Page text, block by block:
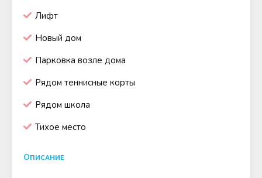
Лифт
Новый дом
Парковка возле дома
Рядом теннисные корты
Рядом школа
Тихое место
Описание